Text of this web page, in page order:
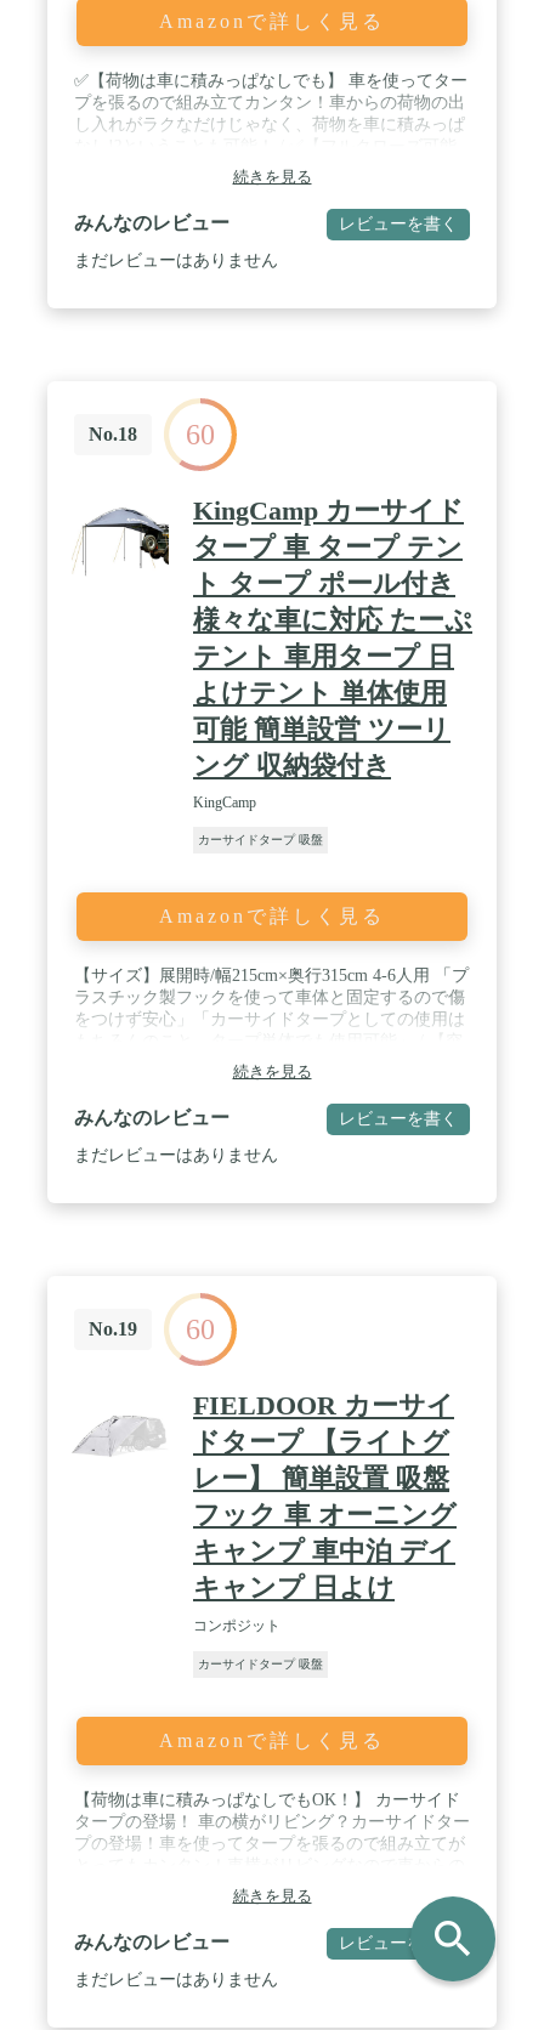
ーサイドオーニングタープ カーサイドオーニングテ
ント カーサイドオーニング カーサイドスクリーン
ー カーサイドタープ カーサイドタープ張り方 カー
サイドテント カーサイドリビング カーテント サイ
ドオーニング サイドタープ テントオーニング
Amazonで詳しく見る
✅【荷物は車に積みっぱなしでも】 車を使ってター
プを張るので組み立てカンタン！車からの荷物の出
し入れがラクなだけじゃなく、荷物を車に積みっぱ
なシェルター型】 出入口をメッシュ面にして使用し
たり、両サイドを巻き上げてオープンに使用も可
能。環境に合わせてレイアウトを楽しめます。 /
✅【取り付けカンタンな吸盤フック】 吸盤フックが
付属しているので取り付けカンタン！車に設置する
ズ：本体サイズ : (約)330cm×350cm、収納時 :
(約)63cm×18cm×18cm 材質：・生地 : ポリエステ
ル・ポール : グラスファイバー 重量：(約)5kg、耐
水圧：1,500mm以上 付属品：・タープ×1・ポール
×2・吸盤フック×4・ペグ×9・ロープ×2・専用収納バ
ッグ×1・取扱説明書(日本語) / [こんな商品をお探し
の方に] カーサイドオーニング カーサイドオーニン
グタープ カーサイドオーニングテント カーサイド
オーニング カーサイドスクリーン 耐久性 カーサイ
ドシェルター カーサイドシェルター カーサイドタ
続きを見る
みんなのレビュー レビューを書く
まだレビューはありません
No.18 60
KingCamp カーサイド
タープ 車 タープ テン
ト タープ ポール付き
様々な車に対応 たーぷ
テント 車用タープ 日
よけテント 単体使用
可能 簡単設営 ツーリ
ング 収納袋付き
KingCamp
カーサイドタープ 吸盤
Amazonで詳しく見る
【サイズ】展開時/幅215cm×奥行315cm 4-6人用 「プ
ラスチック製フックを使って車体と固定するので傷
をつけず安心」「カーサイドタープとしての使用は
風でも飛ばされない安全性】車両には強力なプラス
チック製フックで固定して、地面には市販の「ペ
グ」で固定します。オートキャンプ場などでは近く
の木に縛って使用する場合もあります。 / 【様々な
車に設置可能】 軽自動車からミニバンまで幅広くカ
×4、専用収納バッグ 収納時：66×20×20cm 重
量：約6.2kg 耐水圧2000mmの高耐水加工を施した
PU生地を使用したタープテント。 急な天候の変化
にも慌てない！小雨程度なら問題なく使用できる防
水性能です。 / 【安心保証】弊社出荷の商品は安心
保証付き、もし商品が不具合発生してご希望に外れ
てしまうことがあったら、いつもで連絡ください、
誠心誠意を持って対応致します。
続きを見る
みんなのレビュー レビューを書く
まだレビューはありません
No.19 60
FIELDOOR カーサイ
ドタープ 【ライトグ
レー】 簡単設置 吸盤
フック 車 オーニング
キャンプ 車中泊 デイ
キャンプ 日よけ
コンポジット
カーサイドタープ 吸盤
Amazonで詳しく見る
【荷物は車に積みっぱなしでもOK！】 カーサイド
タープの登場！ 車の横がリビング？カーサイドター
プの登場！車を使ってタープを張るので組み立てが
荷物の出し入れがラクラク！荷物は車に積みっぱな
し、という事も可能です。 / 【レイアウトはシーン
や車種に合わせていろいろ。】 テント泊・デイキャ
ンプ・車中泊などにオススメです。 / 【車のサイズ
に合わせて、吸盤フックの位置を変えられる！】 カ
続きを見る
みんなのレビュー レビューを書く
まだレビューはありません
search